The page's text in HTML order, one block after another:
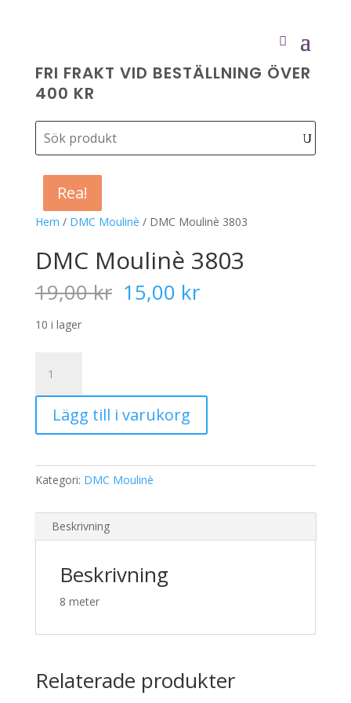
FRI FRAKT VID BESTÄLLNING ÖVER
400 KR
Hem / DMC Moulinè / DMC Moulinè 3803
Rea!
DMC Moulinè 3803
19,00kr Det
ursprungliga
15,00 krDet
10 i lager
Moulinè
3803
mängdLägg till i varukorg
Kategori: DMC Moulinè
Beskrivning
Beskrivning
8 meter
Relaterade produkter
Rea!
Rea!
Rea!